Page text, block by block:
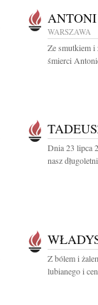
WARSZAWA
Ze smutkiem i
śmierci
Dnia 23 lipca
nasz
Z bólem i
lubianego i